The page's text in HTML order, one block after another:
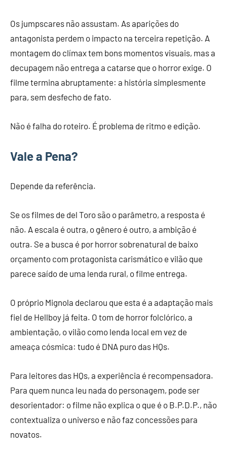
Os jumpscares não assustam. As aparições do
antagonista perdem o impacto na terceira repetição. A
montagem do clímax tem bons momentos visuais, mas a
decupagem não entrega a catarse que o horror exige. O
filme termina abruptamente: a história simplesmente
para, sem desfecho de fato.
Não é falha do roteiro. É problema de ritmo e edição.
Vale a Pena?
Depende da referência.
Se os filmes de del Toro são o parâmetro, a resposta é
não. A escala é outra, o gênero é outro, a ambição é
outra. Se a busca é por horror sobrenatural de baixo
orçamento com protagonista carismático e vilão que
parece saído de uma lenda rural, o filme entrega.
O próprio Mignola declarou que esta é a adaptação mais
fiel de Hellboy já feita. O tom de horror folclórico, a
ambientação, o vilão como lenda local em vez de
ameaça cósmica: tudo é DNA puro das HQs.
Para leitores das HQs, a experiência é recompensadora.
Para quem nunca leu nada do personagem, pode ser
desorientador: o filme não explica o que é o B.P.D.P., não
contextualiza o universo e não faz concessões para
novatos.